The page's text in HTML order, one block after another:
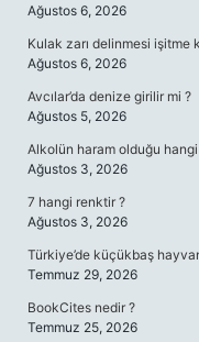
Ağustos 6, 2026
Kulak zarı delinmesi işitme
Ağustos 6, 2026
Avcılar’da denize girilir mi ?
Ağustos 5, 2026
Alkolün haram olduğu
Ağustos 3, 2026
7 hangi renktir ?
Ağustos 3, 2026
Türkiye’de küçükbaş
Temmuz 29, 2026
BookCites nedir ?
Temmuz 25, 2026